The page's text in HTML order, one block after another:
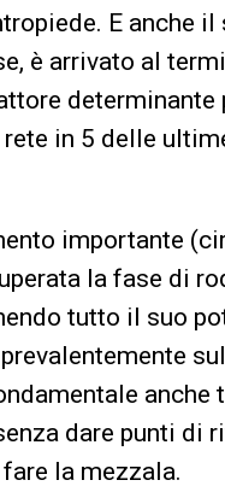
E anche
è arrivato al
determinante
in 5 delle
importante
la fase di
tutto il suo
dare punti di
la mezzala.